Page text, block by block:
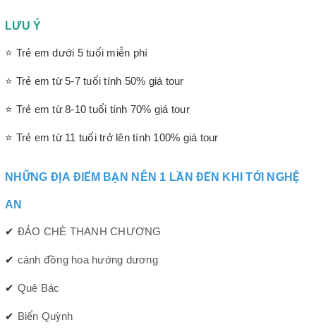
LƯU Ý
⭐ Trẻ em dưới 5 tuổi miễn phí
⭐ Trẻ em từ 5-7 tuổi tính 50% giá tour
⭐ Trẻ em từ 8-10 tuổi tính 70% giá tour
⭐ Trẻ em từ 11 tuổi trở lên tính 100% giá tour
NHỮNG ĐỊA ĐIỂM BẠN NÊN 1 LẦN ĐẾN KHI TỚI NGHỆ
AN
✔ ĐẢO CHÈ THANH CHƯƠNG
✔ cánh đồng hoa hướng dương
✔ Quê Bác
✔ Biển Quỳnh